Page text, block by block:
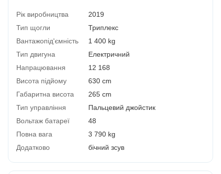
Рік виробництва
2019
Тип щогли
Триплекс
Вантажопід'ємність
1 400 kg
Тип двигуна
Електричний
Напрацювання
12 168
Висота підйому
630 cm
Габаритна висота
265 cm
Тип управління
Пальцевий джойстик
Вольтаж батареї
48
Повна вага
3 790 kg
Додатково
бічний зсув